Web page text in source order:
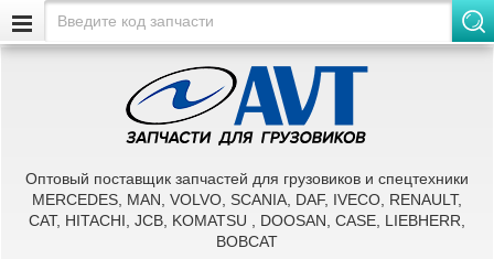
Оптовый поставщик запчастей для грузовиков и спецтехники
MERCEDES, MAN, VOLVO, SCANIA, DAF, IVECO, RENAULT,
CAT, HITACHI, JCB, KOMATSU , DOOSAN, CASE, LIEBHERR,
BOBCAT